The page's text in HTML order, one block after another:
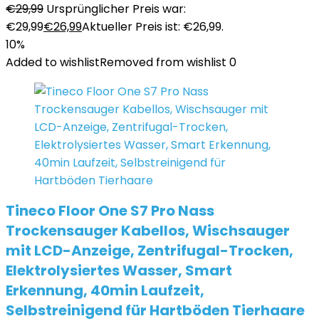
€29,99 Ursprünglicher Preis war:
€29,99€26,99Aktueller Preis ist: €26,99.
10%
Added to wishlistRemoved from wishlist 0
Tineco Floor One S7 Pro Nass
Trockensauger Kabellos, Wischsauger
mit LCD-Anzeige, Zentrifugal-Trocken,
Elektrolysiertes Wasser, Smart
Erkennung, 40min Laufzeit,
Selbstreinigend für Hartböden Tierhaare